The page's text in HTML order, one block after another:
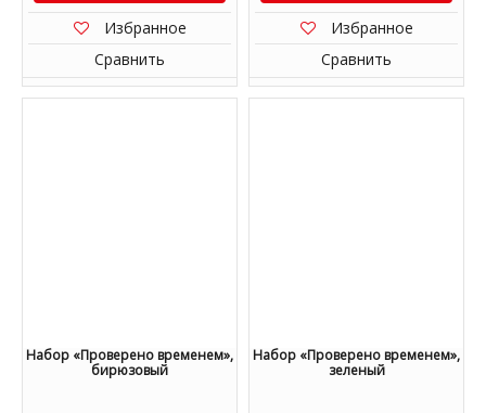
Избранное
Сравнить
Избранное
Сравнить
Набор «Проверено временем»,
бирюзовый
Набор «Проверено временем»,
зеленый